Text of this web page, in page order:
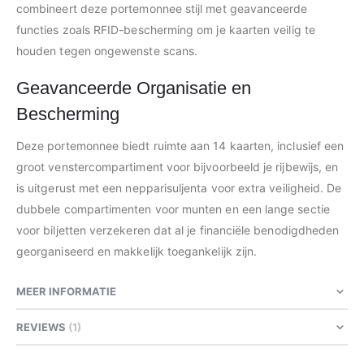
combineert deze portemonnee stijl met geavanceerde
functies zoals RFID-bescherming om je kaarten veilig te
houden tegen ongewenste scans.
Geavanceerde Organisatie en
Bescherming
Deze portemonnee biedt ruimte aan 14 kaarten, inclusief een
groot venstercompartiment voor bijvoorbeeld je rijbewijs, en
is uitgerust met een nepparisuljenta voor extra veiligheid. De
dubbele compartimenten voor munten en een lange sectie
voor biljetten verzekeren dat al je financiële benodigdheden
georganiseerd en makkelijk toegankelijk zijn.
MEER INFORMATIE
REVIEWS 1